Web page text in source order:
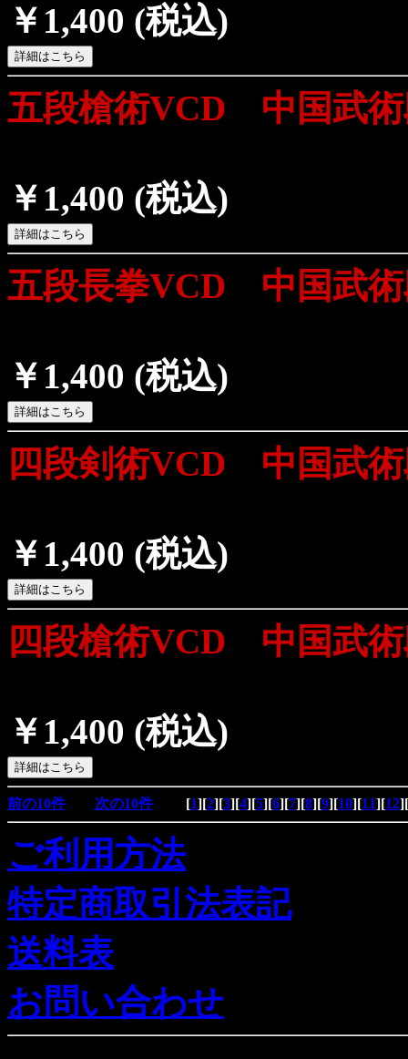
￥1,400 (税込)
五段槍術VCD 中国武
￥1,400 (税込)
五段長拳VCD 中国武
￥1,400 (税込)
四段剣術VCD 中国武
￥1,400 (税込)
四段槍術VCD 中国武
￥1,400 (税込)
前の10件 次の10件[1][2][3][4][5][6][7][8][9][10][11][12][
ご利用方法
特定商取引法表記
送料表
お問い合わせ